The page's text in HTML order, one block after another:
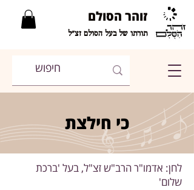
זוהר הסולם
תורתו של בעל הסולם זצ"ל
כי חילצת
לחן: אדמו"ר הרב"ש זצ"ל, בעל 'ברכת
שלום'